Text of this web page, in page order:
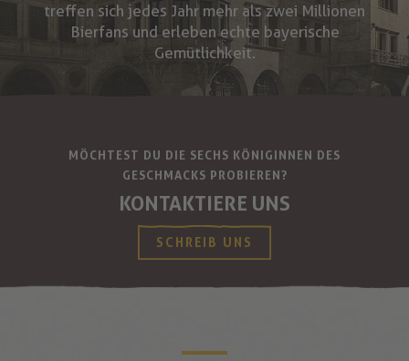
treffen sich jedes Jahr mehr als zwei Millionen
Bierfans und erleben echte bayerische
Gemütlichkeit.
MÖCHTEST DU DIE SECHS KÖNIGINNEN DES
GESCHMACKS PROBIEREN?
KONTAKTIERE UNS
SCHREIB UNS